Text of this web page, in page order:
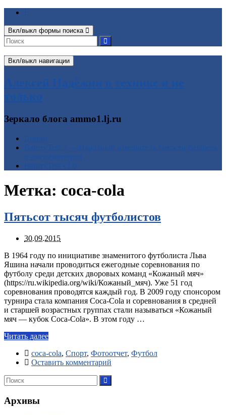
Вкл/выкл формы поиска
Вкл/выкл навигации
Алексей Надёжин о технике и не
только
Зеркало блога ammo1.lj.ru
Метка: coca-cola
Пятьсот тысяч футболистов
30.09.2015
В 1964 году по инициативе знаменитого футболиста Льва
Яшина начали проводиться ежегодные соревнования по
футболу среди детских дворовых команд «Кожаный мяч»
(https://ru.wikipedia.org/wiki/Кожаный_мяч). Уже 51 год
соревнования проводятся каждый год. В 2009 году спонсором
турнира стала компания Coca-Cola и соревнования в средней
и старшей возрастных группах стали называться «Кожаный
мяч — кубок Coca-Cola». В этом году …
Читать далее
coca-cola, Спорт, Фотоотчет, Футбол
Оставить комментарий
Архивы